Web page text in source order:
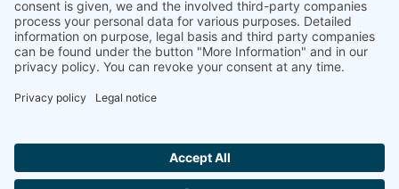
Hallo ich bin LINAI! Wie kann ich dir